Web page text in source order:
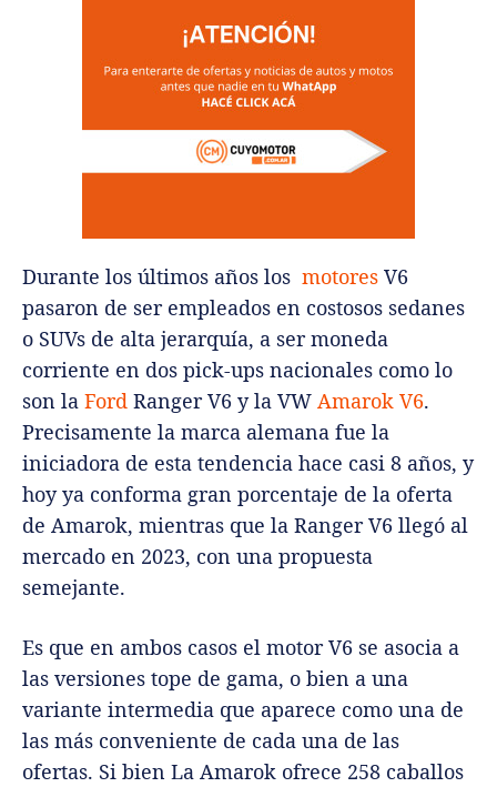
Durante los últimos años los motores V6
pasaron de ser empleados en costosos sedanes
o SUVs de alta jerarquía, a ser moneda
corriente en dos pick-ups nacionales como lo
son la Ford Ranger V6 y la VW Amarok V6.
Precisamente la marca alemana fue la
iniciadora de esta tendencia hace casi 8 años, y
hoy ya conforma gran porcentaje de la oferta
de Amarok, mientras que la Ranger V6 llegó al
mercado en 2023, con una propuesta
semejante.
Es que en ambos casos el motor V6 se asocia a
las versiones tope de gama, o bien a una
variante intermedia que aparece como una de
las más conveniente de cada una de las
ofertas. Si bien La Amarok ofrece 258 caballos